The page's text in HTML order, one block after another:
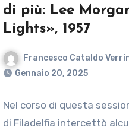
di più: Lee
Lights», 1957
Francesco Cataldo
Gennaio 20, 2025
Nel corso di questa
di Filadelfia intercettò